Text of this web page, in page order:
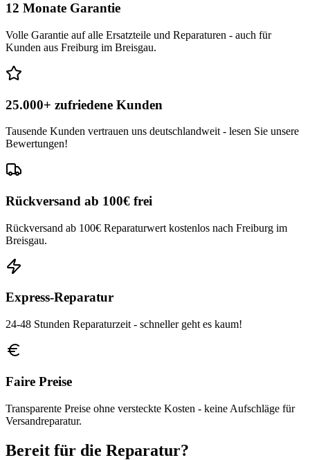
12 Monate Garantie
Volle Garantie auf alle Ersatzteile und Reparaturen - auch für
Kunden aus Freiburg im Breisgau.
25.000+ zufriedene Kunden
Tausende Kunden vertrauen uns deutschlandweit - lesen Sie unsere
Bewertungen!
Rückversand ab 100€ frei
Rückversand ab 100€ Reparaturwert kostenlos nach Freiburg im
Breisgau.
Express-Reparatur
24-48 Stunden Reparaturzeit - schneller geht es kaum!
Faire Preise
Transparente Preise ohne versteckte Kosten - keine Aufschläge für
Versandreparatur.
Bereit für die Reparatur?